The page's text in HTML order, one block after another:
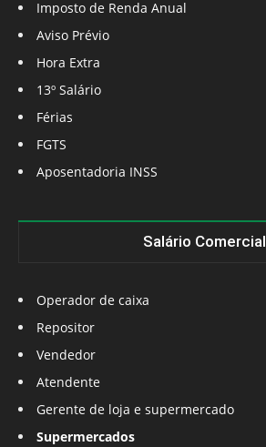
Imposto de Renda Anual
Aviso Prévio
Hora Extra
13º Salário
Férias
FGTS
Aposentadoria INSS
Salário Comercial
Operador de caixa
Repositor
Vendedor
Atendente
Gerente de loja e supermercado
Supermercados